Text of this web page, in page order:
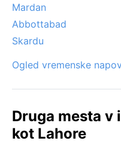
Mardan
Abbottabad
Skardu
Ogled vremenske
Druga mesta v
kot Lahore